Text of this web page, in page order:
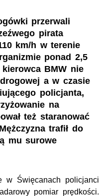
przerwali
pirata
km/h w terenie
ponad 2,5
BMW nie
a w czasie
policjanta,
na
też staranować
trafił do
mu surowe
w Święcanach policjanci
pomiar prędkości.